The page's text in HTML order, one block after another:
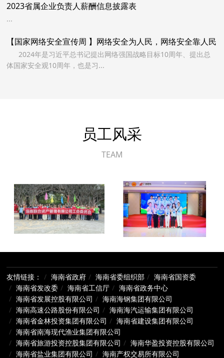
2023省属企业负责人薪酬信息披露表
...
【国家网络安全宣传周 】网络安全为人民，网络安全靠人民
2024年是习近平总书记提出网络强国战略目标10周年、提出总
体国家安全观10周年，也是习...
员工风采
TEAM
友情链接： 海南省政府 海南省委组织部
海南省国资委
海南省发改委
海南省工信厅
海南省政务中心
海南省发展控股有限公司
海南海钢集团有限公司
海南高速公路股份有限公司
海南海汽运输集团有限公司
海南省金林投资集团有限公司
海南省建设集团有限公司
海南省南海现代渔业集团有限公司
海南省旅游投资控股集团有限公司
海南华盈投资控股有限公司
海南省盐业集团有限公司
海南产权交易所有限公司